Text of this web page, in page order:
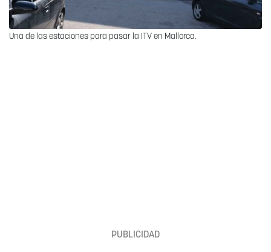
Una de las estaciones para pasar la ITV en Mallorca.